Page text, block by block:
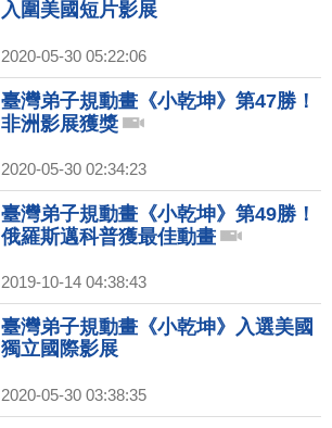
入圍美國短片影展
2020-05-30 05:22:06
臺灣弟子規動畫《小乾坤》第47勝！
非洲影展獲獎
2020-05-30 02:34:23
臺灣弟子規動畫《小乾坤》第49勝！
俄羅斯邁科普獲最佳動畫
2019-10-14 04:38:43
臺灣弟子規動畫《小乾坤》入選美國
獨立國際影展
2020-05-30 03:38:35